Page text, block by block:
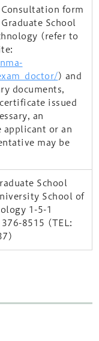
form
School
(refer to
) and
documents,
issued
an
or an
may be
School
School of
1-5-1
8515 (TEL: